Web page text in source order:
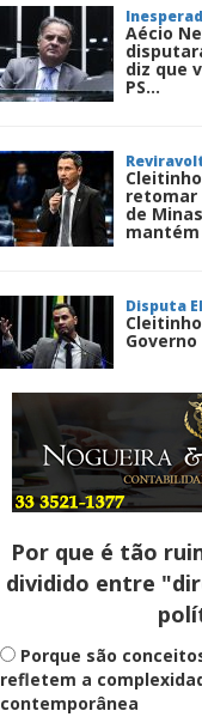
Aécio
diz que
PS...
retomar
de
mantém
Disputa
Entenda
Pix
o que é
Saúde
saúde
Digital
Por que é tão
dividido entre
Porque são
refletem a
contemporânea